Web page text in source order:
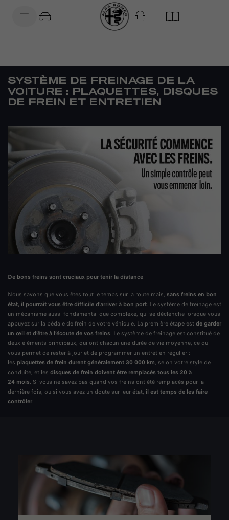
SYSTÈME DE FREINAGE DE LA
VOITURE : PLAQUETTES, DISQUES
DE FREIN ET ENTRETIEN
De bons freins sont cruciaux pour tenir la distance
Nous savons que vous êtes tout le temps sur la route mais, sans freins en bon
état, il pourrait vous être difficile d’arriver à bon port. Le système de freinage est
un mécanisme aussi fondamental que complexe, qui se déclenche lorsque vous
appuyez sur la pédale de frein de votre véhicule. La première étape estde garder
un œil et d’être à l’écoute de vos freins. Le système de freinage est constitué de
deux éléments principaux, qui ont chacun une durée de vie moyenne, ce qui
vous permet de rester à jour et de programmer un entretien régulier :
les plaquettes de frein durent généralement 30 000 km, selon votre style de
conduite, et les disques de frein doivent être remplacés tous les 20 à
24 mois. Si vous ne savez pas quand vos freins ont été remplacés pour la
dernière fois, ou si vous avez un doute sur leur état, il est temps de les faire
contrôler.